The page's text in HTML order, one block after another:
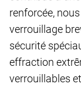
renforcée,
verrouillage
sécurité
effraction
verrouillables